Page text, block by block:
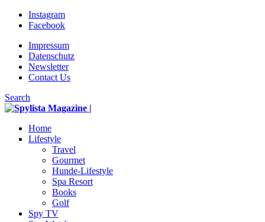
Instagram
Facebook
Impressum
Datenschutz
Newsletter
Contact Us
Search
Home
Lifestyle
Travel
Gourmet
Hunde-Lifestyle
Spa Resort
Books
Golf
Spy TV